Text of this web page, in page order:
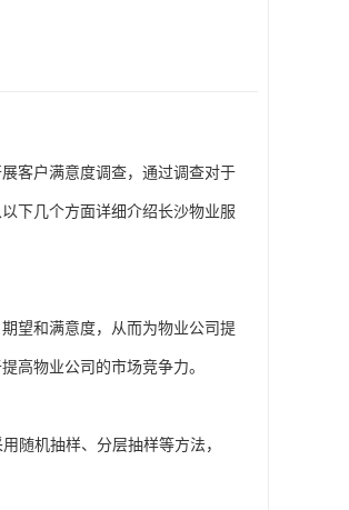
客户满意度调查，通过调查对于
下几个方面详细介绍长沙物业服
望和满意度，从而为物业公司提
高物业公司的市场竞争力。
随机抽样、分层抽样等方法，